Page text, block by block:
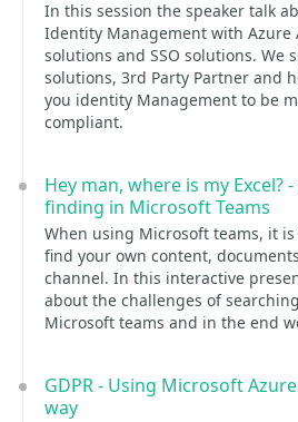
In this session the speaker talk
Identity Management with Azure
solutions and SSO solutions. We
solutions, 3rd Party Partner and
you identity Management to be
compliant.
Hey man, where is my Excel?
finding in Microsoft Teams
When using Microsoft teams, it
find your own content,
channel. In this interactive
about the challenges of
Microsoft teams and in the end
GDPR - Using Microsoft
way